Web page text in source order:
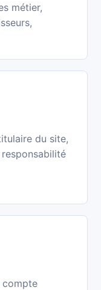
métier,
du site,
compte